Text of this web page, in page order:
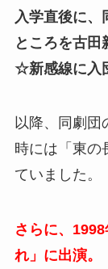
入学直後に、
ところを古田
☆新感線に入
以降、同劇団
時には「東の
ていました。
さらに、
れ」に出演。